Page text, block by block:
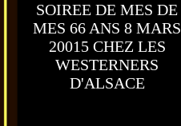
SOIREE DE MES DE
MES 66 ANS 8 MARS
20015 CHEZ LES
WESTERNERS
D'ALSACE